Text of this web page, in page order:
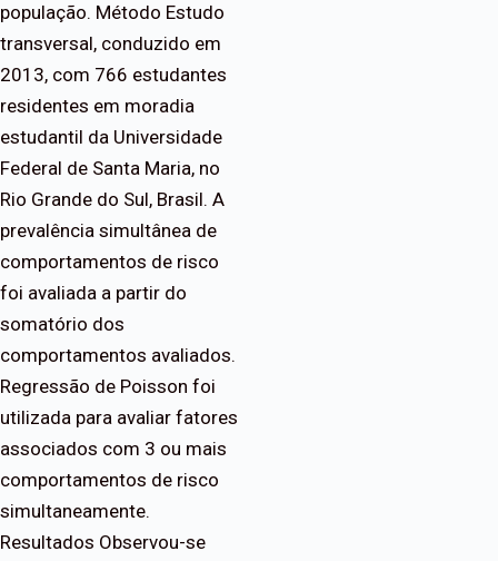
população. Método Estudo
transversal, conduzido em
2013, com 766 estudantes
residentes em moradia
estudantil da Universidade
Federal de Santa Maria, no
Rio Grande do Sul, Brasil. A
prevalência simultânea de
comportamentos de risco
foi avaliada a partir do
somatório dos
comportamentos avaliados.
Regressão de Poisson foi
utilizada para avaliar fatores
associados com 3 ou mais
comportamentos de risco
simultaneamente.
Resultados Observou-se